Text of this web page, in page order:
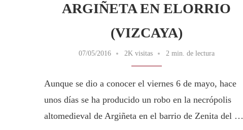
ARGIÑETA EN ELORRIO
(VIZCAYA)
07/05/2016 2K visitas 2 min. de lectura
Aunque se dio a conocer el viernes 6 de mayo, hace
unos días se ha producido un robo en la necrópolis
altomedieval de Argiñeta en el barrio de Zenita del …